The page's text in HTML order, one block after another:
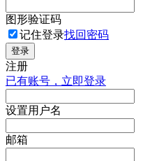
图形验证码
记住登录找回密码
登录
注册
已有账号，立即登录
设置用户名
邮箱